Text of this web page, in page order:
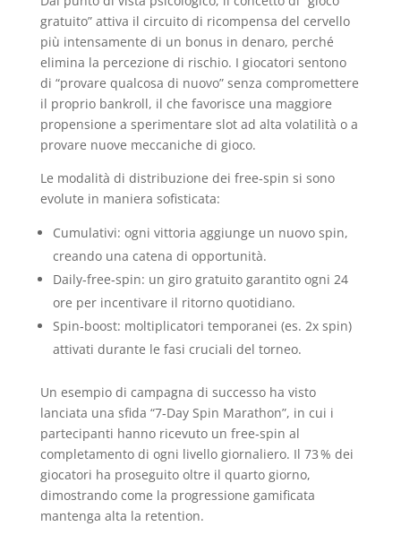
gratuito” attiva il circuito di ricompensa del cervello
più intensamente di un bonus in denaro, perché
elimina la percezione di rischio. I giocatori sentono
di “provare qualcosa di nuovo” senza compromettere
il proprio bankroll, il che favorisce una maggiore
propensione a sperimentare slot ad alta volatilità o a
provare nuove meccaniche di gioco.
Le modalità di distribuzione dei free‑spin si sono
evolute in maniera sofisticata:
Cumulativi: ogni vittoria aggiunge un nuovo spin,
creando una catena di opportunità.
Daily‑free‑spin: un giro gratuito garantito ogni 24
ore per incentivare il ritorno quotidiano.
Spin‑boost: moltiplicatori temporanei (es. 2x spin)
attivati durante le fasi cruciali del torneo.
Un esempio di campagna di successo ha visto
lanciata una sfida “7‑Day Spin Marathon”, in cui i
partecipanti hanno ricevuto un free‑spin al
completamento di ogni livello giornaliero. Il 73 % dei
giocatori ha proseguito oltre il quarto giorno,
dimostrando come la progressione gamificata
mantenga alta la retention.